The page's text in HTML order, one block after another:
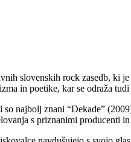
slovenskih rock zasedb, ki
in poetike, kar se odraža
najbolj znani “Dekade”
s priznanimi producenti